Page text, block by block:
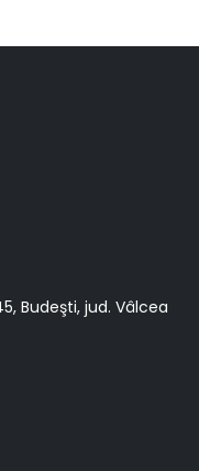
Budeşti, jud. Vâlcea